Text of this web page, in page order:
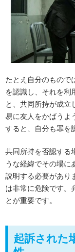
たとえ自分のもので
を認識し、それを利
と、共同所持が成立
易に友人をかばうよ
すると、自分も罪を
共同所持を否認する
うな経緯でその場に
説明する必要があり
は非常に危険です。
とが重要です。
起訴された